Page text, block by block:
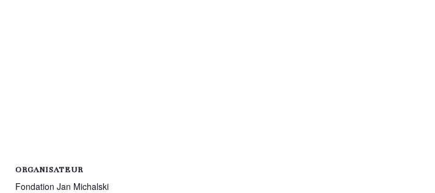
ORGANISATEUR
Fondation Jan Michalski